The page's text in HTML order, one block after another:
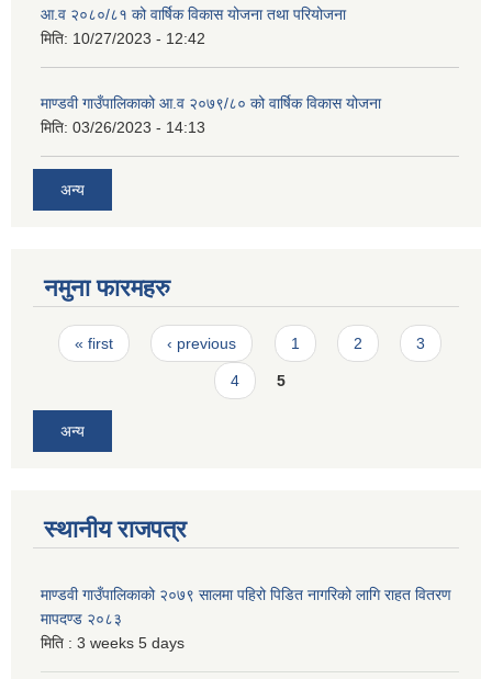
आ.व २०८०/८१ को वार्षिक विकास योजना तथा परियोजना
मिति: 10/27/2023 - 12:42
माण्डवी गाउँपालिकाको आ.व २०७९/८० को वार्षिक विकास योजना
मिति: 03/26/2023 - 14:13
अन्य
नमुना फारमहरु
Pages
« first ‹ previous 1 2 3
4 5
अन्य
स्थानीय राजपत्र
माण्डवी गाउँपालिकाको २०७९ सालमा पहिरो पिडित नागरिको लागि राहत वितरण
मापदण्ड २०८३
मिति : 3 weeks 5 days